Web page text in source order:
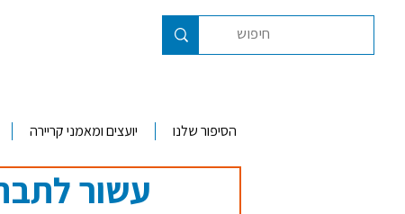
הסיפור שלנו יועצים ומאמני קריירה
עשור